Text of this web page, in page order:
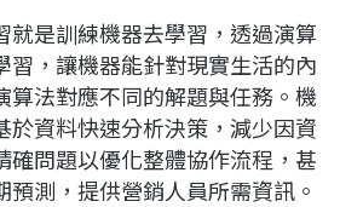
就是訓練機器去學習，透過演算
習，讓機器能針對現實生活的內
算法對應不同的解題與任務。機
於資料快速分析決策，減少因資
確問題以優化整體協作流程，甚
預測，提供營銷人員所需資訊。